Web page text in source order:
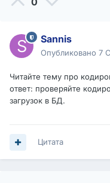
Sannis
Опубликовано 7
Читайте тему про
ответ: проверяйте
загрузок в БД.
Цитата